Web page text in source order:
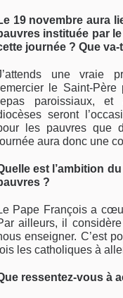
19 novembre aura
instituée par
journée ? Que
une vraie
le Saint-
paroissiaux, et
seront
les pauvres que
aura donc une
est l’ambition
?
Pape François a
ailleurs, il
enseigner. C’est
les catholiques à
ressentez-vous à